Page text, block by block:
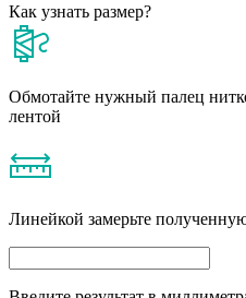
Как узнать размер?
Обмотайте нужный палец
лентой
Линейкой замерьте